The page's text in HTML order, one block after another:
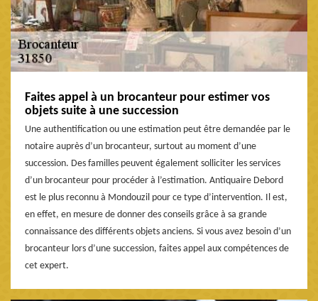
Faites appel à un brocanteur pour estimer vos
objets suite à une succession
Une authentification ou une estimation peut être demandée par le
notaire auprès d’un brocanteur, surtout au moment d’une
succession. Des familles peuvent également solliciter les services
d’un brocanteur pour procéder à l’estimation. Antiquaire Debord
est le plus reconnu à Mondouzil pour ce type d’intervention. Il est,
en effet, en mesure de donner des conseils grâce à sa grande
connaissance des différents objets anciens. Si vous avez besoin d’un
brocanteur lors d’une succession, faites appel aux compétences de
cet expert.